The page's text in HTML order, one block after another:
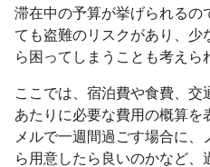
滞在中の予算が挙げられるの
ても盗難のリスクがあり、
ら困ってしまうことも考えら
ここでは、宿泊費や食費、交
あたりに必要な費用の概算を
メルで一週間過ごす場合に、
ら用意したら良いのかなど